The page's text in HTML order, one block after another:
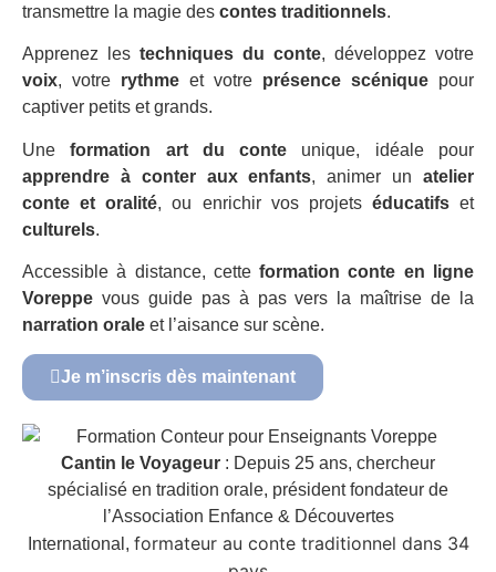
transmettre la magie des contes traditionnels.
Apprenez les techniques du conte, développez votre
voix, votre rythme et votre présence scénique pour
captiver petits et grands.
Uneformation art du conte unique, idéale pour
apprendre à conter aux enfants, animer unatelier
conte et oralité, ou enrichir vos projets éducatifset
culturels.
Accessible à distance, cetteformation conte en ligne
Voreppe vous guide pas à pas vers la maîtrise de la
narration orale et l’aisance sur scène.
Je m’inscris dès maintenant
Cantin le Voyageur : Depuis 25 ans, chercheur
spécialisé en tradition orale, président fondateur de
l’Association Enfance & Découvertes
International, formateur au conte traditionnel dans 34